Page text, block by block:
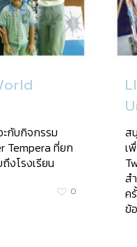
กับกิจกรรม
Tempera ที่ยก
งโรงเรียน
0
ส
เ
ส
ค
ข้